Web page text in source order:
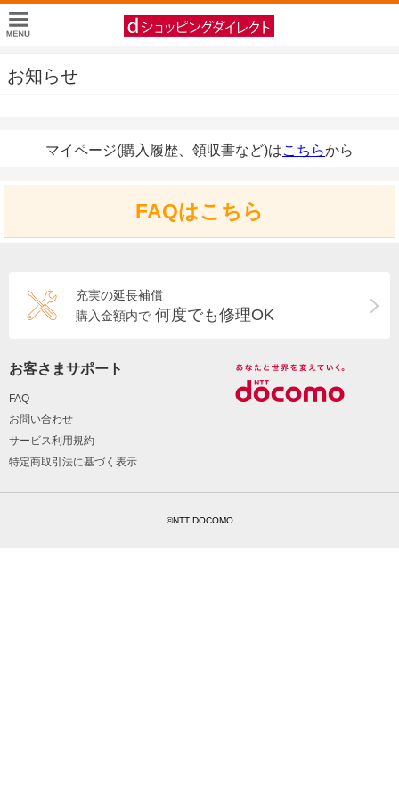
お知らせ
マイページ(購入履歴、領収書など)はこちらから
FAQはこちら
充実の延長補償
購入金額内で 何度でも修理OK
お客さまサポート
FAQ
お問い合わせ
サービス利用規約
特定商取引法に基づく表示
©NTT DOCOMO